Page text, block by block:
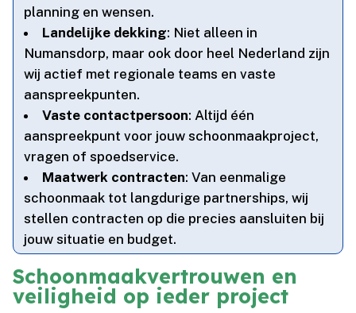
planning en wensen.​
Landelijke dekking: Niet alleen in
Numansdorp, maar ook door heel Nederland zijn
wij actief met regionale teams en vaste
aanspreekpunten.​
Vaste contactpersoon: Altijd één
aanspreekpunt voor jouw schoonmaakproject,
vragen of spoedservice.​
Maatwerk contracten: Van eenmalige
schoonmaak tot langdurige partnerships, wij
stellen contracten op die precies aansluiten bij
jouw situatie en budget.​
Schoonmaakvertrouwen en
veiligheid op ieder project